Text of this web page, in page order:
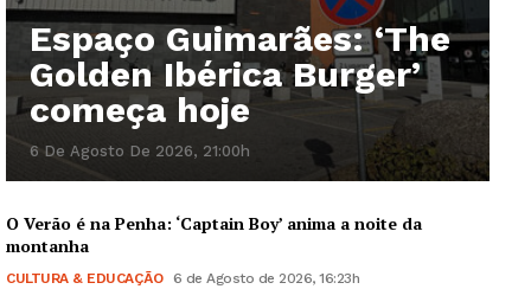
Espaço Guimarães: ‘The
Golden Ibérica Burger’
começa hoje
6 De Agosto De 2026, 21:00h
O Verão é na Penha: ‘Captain Boy’ anima a noite da
montanha
CULTURA & EDUCAÇÃO 6 de Agosto de 2026, 16:23h